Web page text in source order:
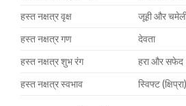
हस्त नक्षत्र वृक्ष
जूही और चमेली
हस्त नक्षत्र गण
देवता
हस्त नक्षत्र शुभ रंग
हरा और सफेद
हस्त नक्षत्र स्वभाव
स्विफ्ट (क्षिप्रा)